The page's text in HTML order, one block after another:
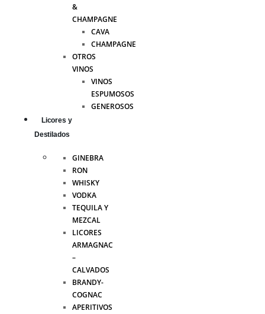
&
CHAMPAGNE
CAVA
CHAMPAGNE
OTROS
VINOS
VINOS
ESPUMOSOS
GENEROSOS
Licores y
Destilados
GINEBRA
RON
WHISKY
VODKA
TEQUILA Y
MEZCAL
LICORES
ARMAGNAC
–
CALVADOS
BRANDY-
COGNAC
APERITIVOS